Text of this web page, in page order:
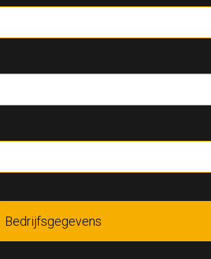
Bedrijfsgegevens